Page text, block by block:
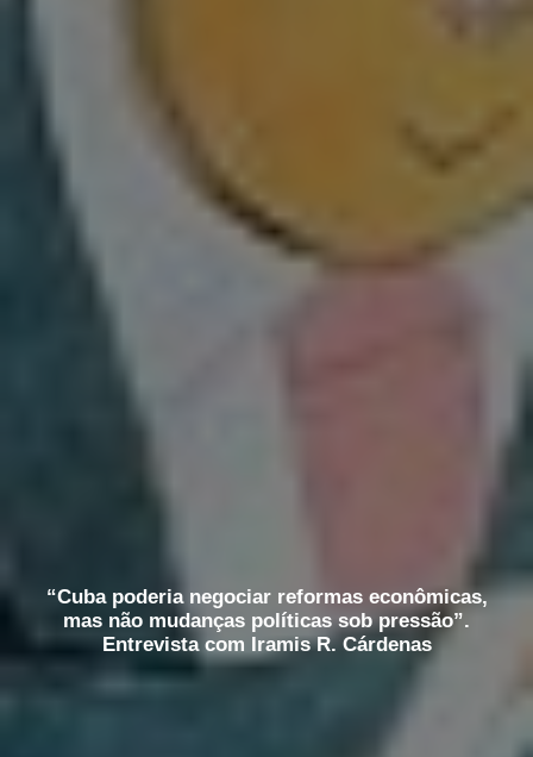
“Cuba poderia negociar reformas econômicas,
mas não mudanças políticas sob pressão”.
Entrevista com Iramis R. Cárdenas